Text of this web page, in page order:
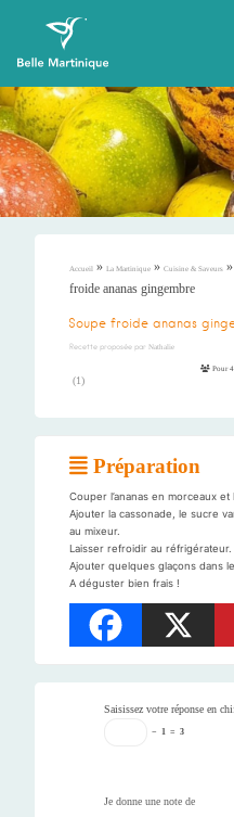
Accueil » La Martinique » Cuisine & Saveurs »
froide ananas gingembre
Soupe froide ananas
Recette proposée par Nathalie
(1)
Pour 4
Préparation
Couper l’ananas en morceaux
Ajouter la cassonade, le sucre
au mixeur.
Laisser refroidir au réfrigérateur.
Ajouter quelques glaçons dans
A déguster bien frais !
Saisissez votre réponse en
− 1 = 3